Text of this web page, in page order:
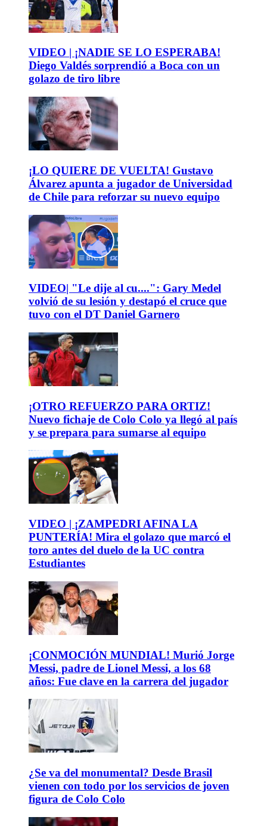
VIDEO | ¡NADIE SE LO ESPERABA!
Diego Valdés sorprendió a Boca con un
golazo de tiro libre
¡LO QUIERE DE VUELTA! Gustavo
Álvarez apunta a jugador de Universidad
de Chile para reforzar su nuevo equipo
VIDEO| "Le dije al cu....": Gary Medel
volvió de su lesión y destapó el cruce que
tuvo con el DT Daniel Garnero
¡OTRO REFUERZO PARA ORTIZ!
Nuevo fichaje de Colo Colo ya llegó al país
y se prepara para sumarse al equipo
VIDEO | ¡ZAMPEDRI AFINA LA
PUNTERÍA! Mira el golazo que marcó el
toro antes del duelo de la UC contra
Estudiantes
¡CONMOCIÓN MUNDIAL! Murió Jorge
Messi, padre de Lionel Messi, a los 68
años: Fue clave en la carrera del jugador
¿Se va del monumental? Desde Brasil
vienen con todo por los servicios de joven
figura de Colo Colo